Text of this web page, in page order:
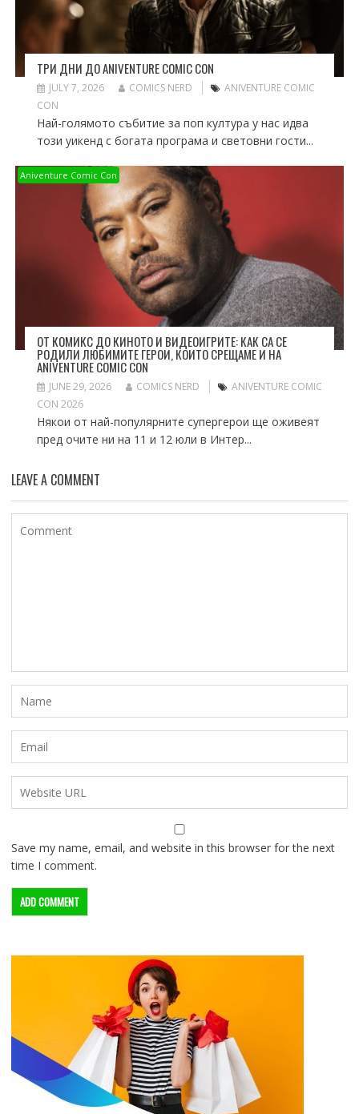
ТРИ ДНИ ДО ANIVENTURE COMIC CON
JULY 7, 2026 COMICS NERD
ANIVENTURE COMIC
CON
Най-голямото събитие за поп култура у нас идва
този уикенд с богата програма и световни гости...
Aniventure Comic Con
ОТ КОМИКС ДО КИНОТО И ВИДЕОИГРИТЕ: КАК СА СЕ
РОДИЛИ ЛЮБИМИТЕ ГЕРОИ, КОИТО СРЕЩАМЕ И НА
ANIVENTURE COMIC CON
JUNE 29, 2026 COMICS NERD
ANIVENTURE COMIC
CON 2026
Някои от най-популярните супергерои ще оживеят
пред очите ни на 11 и 12 юли в Интер...
LEAVE A COMMENT
Save my name, email, and website in this browser for the next
time I comment.